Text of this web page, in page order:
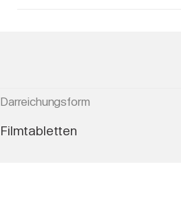
Darreichungsform
Filmtabletten